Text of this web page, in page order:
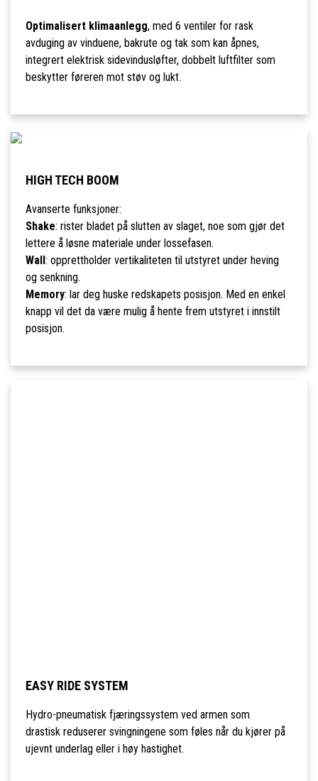
Optimalisert klimaanlegg, med 6 ventiler for rask
avduging av vinduene, bakrute og tak som kan åpnes,
integrert elektrisk sidevindusløfter, dobbelt luftfilter som
beskytter føreren mot støv og lukt.
HIGH TECH BOOM
Avanserte funksjoner:
Shake: rister bladet på slutten av slaget, noe som gjør det
lettere å løsne materiale under lossefasen.
Wall : opprettholder vertikaliteten til utstyret under heving
og senkning.
Memory: lar deg huske redskapets posisjon. Med en enkel
knapp vil det da være mulig å hente frem utstyret i innstilt
posisjon.
EASY RIDE SYSTEM
Hydro-pneumatisk fjæringssystem ved armen som
drastisk reduserer svingningene som føles når du kjører på
ujevnt underlag eller i høy hastighet.